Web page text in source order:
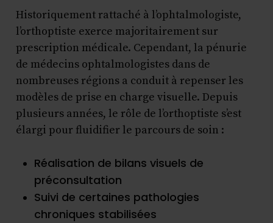
Historiquement rattaché à l’ophtalmologiste,
l’orthoptiste exerce majoritairement sur
prescription médicale. Cependant, la pénurie
de médecins ophtalmologistes dans de
nombreuses régions a conduit à repenser les
modèles de prise en charge visuelle. Depuis
plusieurs années, le rôle de l’orthoptiste s’est
élargi pour fluidifier le parcours de soin :
Réalisation de bilans visuels de
préconsultation
Suivi de certaines pathologies
chroniques stabilisées